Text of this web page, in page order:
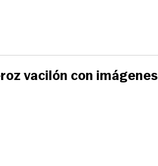
vacilón con imágenes